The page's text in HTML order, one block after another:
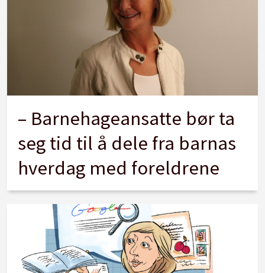
– Barnehageansatte bør ta
seg tid til å dele fra barnas
hverdag med foreldrene